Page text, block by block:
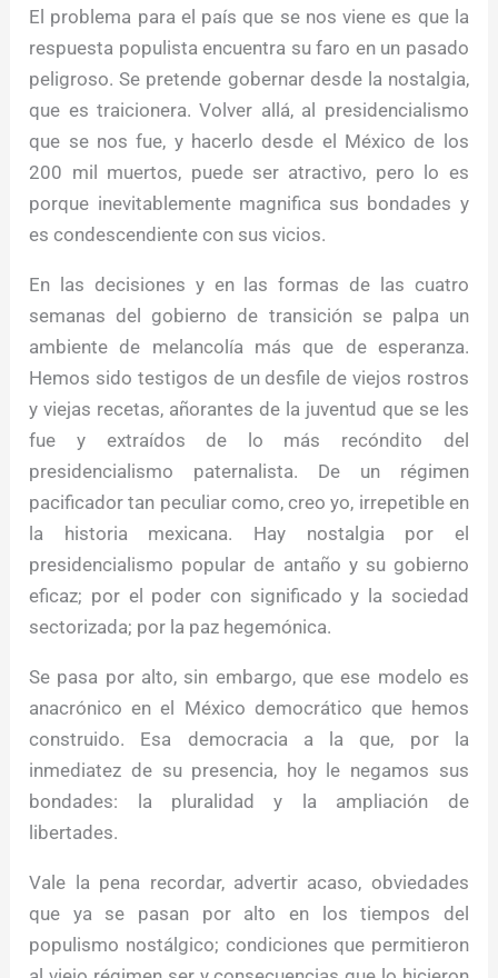
El problema para el país que se nos viene es que la
respuesta populista encuentra su faro en un pasado
peligroso. Se pretende gobernar desde la nostalgia,
que es traicionera. Volver allá, al presidencialismo
que se nos fue, y hacerlo desde el México de los
200 mil muertos, puede ser atractivo, pero lo es
porque inevitablemente magnifica sus bondades y
es condescendiente con sus vicios.
En las decisiones y en las formas de las cuatro
semanas del gobierno de transición se palpa un
ambiente de melancolía más que de esperanza.
Hemos sido testigos de un desfile de viejos rostros
y viejas recetas, añorantes de la juventud que se les
fue y extraídos de lo más recóndito del
presidencialismo paternalista. De un régimen
pacificador tan peculiar como, creo yo, irrepetible en
la historia mexicana. Hay nostalgia por el
presidencialismo popular de antaño y su gobierno
eficaz; por el poder con significado y la sociedad
sectorizada; por la paz hegemónica.
Se pasa por alto, sin embargo, que ese modelo es
anacrónico en el México democrático que hemos
construido. Esa democracia a la que, por la
inmediatez de su presencia, hoy le negamos sus
bondades: la pluralidad y la ampliación de
libertades.
Vale la pena recordar, advertir acaso, obviedades
que ya se pasan por alto en los tiempos del
populismo nostálgico; condiciones que permitieron